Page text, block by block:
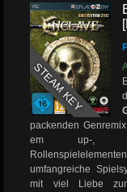
STEAM KEY
packenden
em up-,
umfangreiche
mit viel Liebe